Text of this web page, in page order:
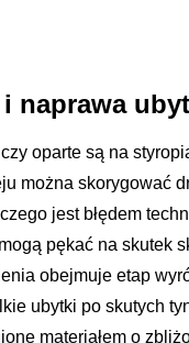
naprawa
oparte są na
można skorygować
jest błędem
pękać na skutek
obejmuje etap
ubytki po skutych
materiałem o